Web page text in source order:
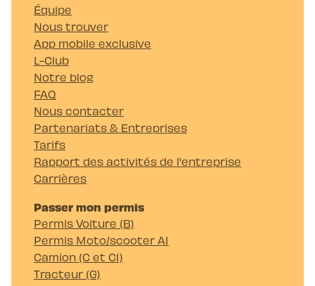
Équipe
Nous trouver
App mobile exclusive
L-Club
Notre blog
FAQ
Nous contacter
Partenariats & Entreprises
Tarifs
Rapport des activités de l'entreprise
Carrières
Passer mon permis
Permis Voiture (B)
Permis Moto/scooter A1
Camion (C et C1)
Tracteur (G)